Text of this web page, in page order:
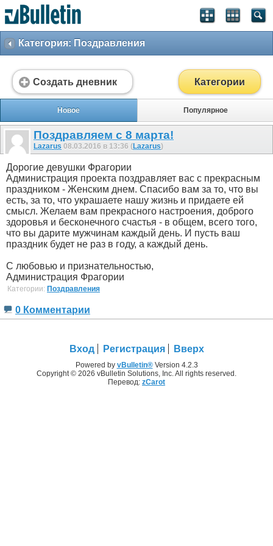
Категория: Поздравления
Создать дневник Категории
Новое Популярное
Поздравляем с 8 марта!
Lazarus 08.03.2016 в 13:36 (Lazarus)
Дорогие девушки Фрагории
Администрация проекта поздравляет вас с прекрасным
праздником - Женским днем. Спасибо вам за то, что вы
есть, за то, что украшаете нашу жизнь и придаете ей
смысл. Желаем вам прекрасного настроения, доброго
здоровья и бесконечного счастья - в общем, всего того,
что вы дарите мужчинам каждый день. И пусть ваш
праздник будет не раз в году, а каждый день.
С любовью и признательностью,
Администрация Фрагории
Категории: Поздравления
0 Комментарии
Вход Регистрация Вверх
Powered by vBulletin®Version 4.2.3
Copyright © 2026 vBulletin Solutions, Inc. All rights reserved.
Перевод: zCarot